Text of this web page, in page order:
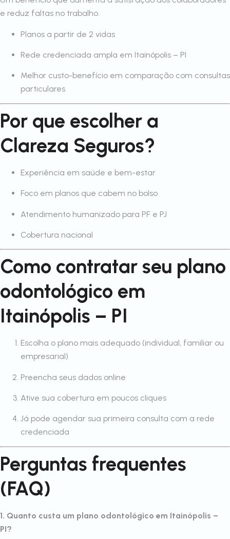
e reduz faltas no trabalho.
Planos a partir de 2 vidas
Rede credenciada ampla em Itainópolis – PI
Melhor custo-benefício em comparação com consultas
particulares
Por que escolher a
Clareza Seguros?
Experiência em saúde e bem-estar
Foco em planos que cabem no bolso
Atendimento humanizado para PF e PJ
Cobertura nacional
Como contratar seu plano
odontológico em
Itainópolis – PI
Escolha o plano mais adequado (individual, familiar ou
empresarial)
Preencha seus dados online
Ative sua cobertura em poucos cliques
Já pode agendar sua primeira consulta com a rede
credenciada
Perguntas frequentes
(FAQ)
1. Quanto custa um plano odontológico em Itainópolis –
PI?